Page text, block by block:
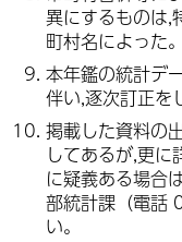
異にするものは,
町村名によった。
本年鑑の統計デ
伴い,逐次訂正を
掲載した資料の
してあるが,更
に疑義ある場合
部統計課（電
い。